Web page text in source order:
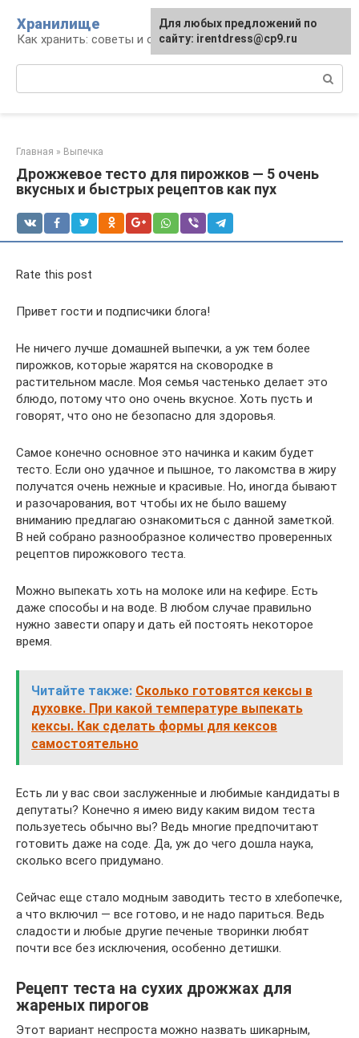
контенту
Хранилище
Как хранить: советы и опыт
Главная » Выпечка
Дрожжевое тесто для пирожков — 5 очень
вкусных и быстрых рецептов как пух
Rate this post
Привет гости и подписчики блога!
Не ничего лучше домашней выпечки, а уж тем более
пирожков, которые жарятся на сковородке в
растительном масле. Моя семья частенько делает это
блюдо, потому что оно очень вкусное. Хоть пусть и
говорят, что оно не безопасно для здоровья.
Самое конечно основное это начинка и каким будет
тесто. Если оно удачное и пышное, то лакомства в жиру
получатся очень нежные и красивые. Но, иногда бывают
и разочарования, вот чтобы их не было вашему
вниманию предлагаю ознакомиться с данной заметкой.
В ней собрано разнообразное количество проверенных
рецептов пирожкового теста.
Можно выпекать хоть на молоке или на кефире. Есть
даже способы и на воде. В любом случае правильно
нужно завести опару и дать ей постоять некоторое
время.
Читайте также: Сколько готовятся кексы в
духовке. При какой температуре выпекать
кексы. Как сделать формы для кексов
самостоятельно
Есть ли у вас свои заслуженные и любимые кандидаты в
депутаты? Конечно я имею виду каким видом теста
пользуетесь обычно вы? Ведь многие предпочитают
готовить даже на соде. Да, уж до чего дошла наука,
сколько всего придумано.
Сейчас еще стало модным заводить тесто в хлебопечке,
а что включил — все готово, и не надо париться. Ведь
сладости и любые другие печеные творинки любят
почти все без исключения, особенно детишки.
Рецепт теста на сухих дрожжах для
жареных пирогов
Этот вариант неспроста можно назвать шикарным,
Для любых предложений по
сайту: irentdress@cp9.ru